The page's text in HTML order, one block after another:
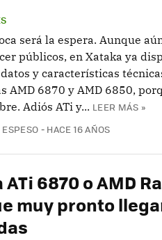
será la espera. Aunque
públicos, en Xataka ya
y características
AMD 6870 y AMD 6850,
Adiós ATi y... LEER MÁS »
HACE 16 AÑOS
ATi 6870 o AMD
muy pronto